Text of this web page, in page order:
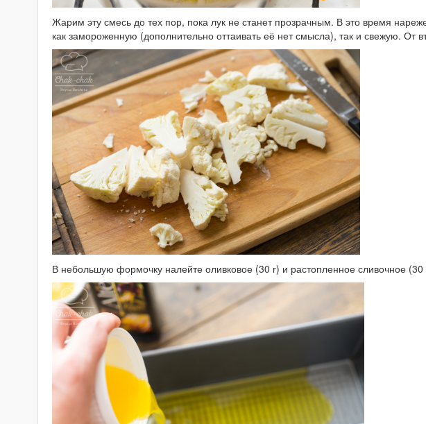
Жарим эту смесь до тех пор, пока лук не станет прозрачным. В это время
как замороженную (дополнительно оттаивать её нет смысла), так и свежую. От
В небольшую формочку налейте оливковое (30 г) и растопленное сливочное (30